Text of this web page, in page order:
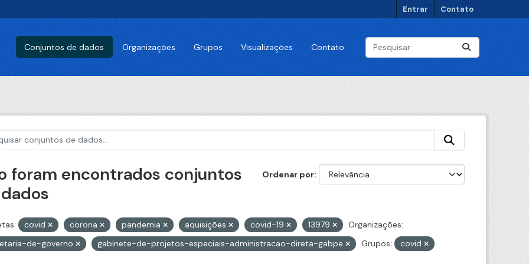
Entrar Contato
Conjuntos de dados Organizações Grupos Visualizações Contato
Ordenar por
foram encontrados conjuntos
covid corona pandemia aquisições covid-19 13979
Organizações:
de-governo
gabinete-de-projetos-especiais-administracao-direta-gabpe Grupos: covid